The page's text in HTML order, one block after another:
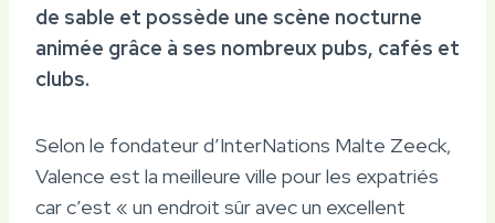
de sable et possède une scène nocturne
animée grâce à ses nombreux pubs, cafés et
clubs.
Selon le fondateur d’InterNations Malte Zeeck,
Valence est la meilleure ville pour les expatriés
car c’est « un endroit sûr avec un excellent